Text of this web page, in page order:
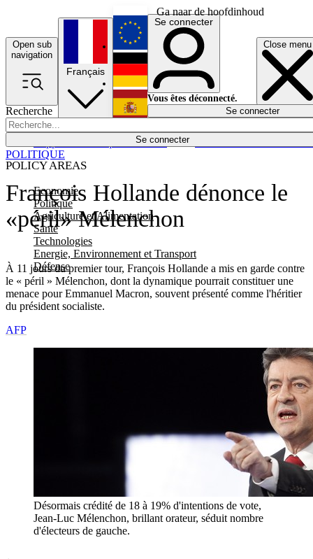
Ga naar de hoofdinhoud
Open sub
navigation
Close menu
Recherche
Se connecter
POLICY AREAS
Economie
Politique
Agriculture et Alimentation
Santé
Technologies
Energie, Environnement et Transport
Défense
Économie
Français
English
Deutsch
Español
Se connecter
Vous êtes déconnecté.
Se connecter
François Hollande dénonce le
«péril» Mélenchon
À 11 jours du premier tour, François Hollande a mis en garde contre
le « péril » Mélenchon, dont la dynamique pourrait constituer une
menace pour Emmanuel Macron, souvent présenté comme l'héritier
du président socialiste.
POLITIQUE
AFP
Désormais crédité de 18 à 19% d'intentions de vote,
Jean-Luc Mélenchon, brillant orateur, séduit nombre
d'électeurs de gauche.